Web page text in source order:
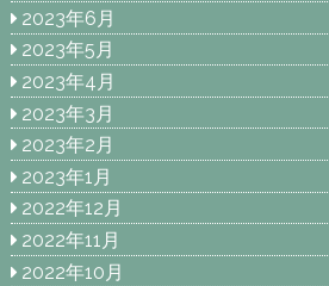
2023年6月
2023年5月
2023年4月
2023年3月
2023年2月
2023年1月
2022年12月
2022年11月
2022年10月